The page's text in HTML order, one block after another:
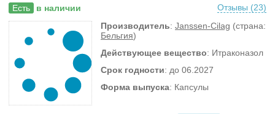
Есть в наличии Отзывы (23)
Производитель: Janssen-Cilag (страна:
Бельгия)
Действующее вещество: Итраконазол
Срок годности: до 06.2027
Форма выпуска: Капсулы